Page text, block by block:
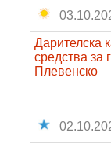
Дарителска
средства за
Плевенско